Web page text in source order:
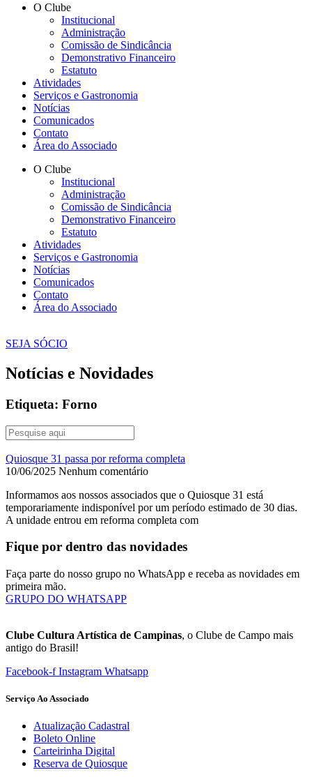
O Clube
Institucional
Administração
Comissão de Sindicância
Demonstrativo Financeiro
Estatuto
Atividades
Serviços e Gastronomia
Notícias
Comunicados
Contato
Área do Associado
O Clube
Institucional
Administração
Comissão de Sindicância
Demonstrativo Financeiro
Estatuto
Atividades
Serviços e Gastronomia
Notícias
Comunicados
Contato
Área do Associado
SEJA SÓCIO
Notícias e Novidades
Etiqueta: Forno
Quiosque 31 passa por reforma completa
10/06/2025 Nenhum comentário
Informamos aos nossos associados que o Quiosque 31 está
temporariamente indisponível por um período estimado de 30 dias.
A unidade entrou em reforma completa com
Fique por dentro das novidades
Faça parte do nosso grupo no WhatsApp e receba as novidades em
primeira mão.
GRUPO DO WHATSAPP
Clube Cultura Artística de Campinas, o Clube de Campo mais
antigo do Brasil!
Facebook-f Instagram Whatsapp
Serviço Ao Associado
Atualização Cadastral
Boleto Online
Carteirinha Digital
Reserva de Quiosque